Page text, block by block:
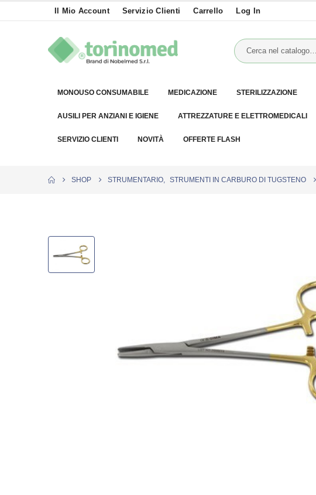
Il Mio Account Servizio Clienti Carrello Log In
MONOUSO CONSUMABILE MEDICAZIONE STERILIZZAZIONE
AUSILI PER ANZIANI E IGIENE ATTREZZATURE E ELETTROMEDICALI
SERVIZIO CLIENTI NOVITÀ OFFERTE FLASH
SHOP STRUMENTARIO STRUMENTI IN CARBURO DI TUGSTENO